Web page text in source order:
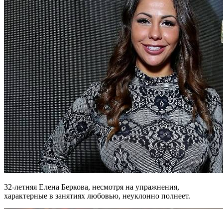
32-летняя Елена Беркова, несмотря на упражнения,
характерные в занятиях любовью, неуклонно полнеет.